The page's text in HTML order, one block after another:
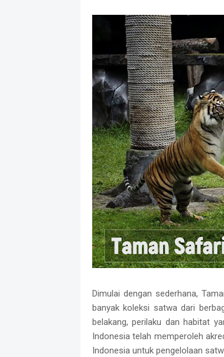
Dimulai dengan sederhana,
banyak koleksi satwa dari
belakang, perilaku dan habitat
Indonesia telah memperoleh
Indonesia untuk pengelolaan